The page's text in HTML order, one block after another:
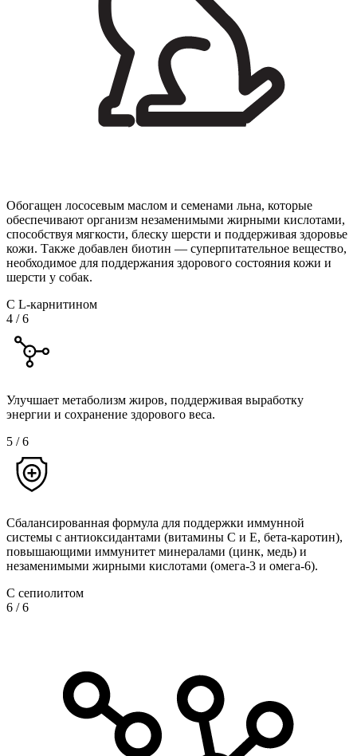
Обогащен лососевым маслом и семенами льна, которые
обеспечивают организм незаменимыми жирными кислотами,
способствуя мягкости, блеску шерсти и поддерживая здоровье
кожи. Также добавлен биотин — суперпитательное вещество,
необходимое для поддержания здорового состояния кожи и
шерсти у собак.
С L-карнитином
4 /6
Улучшает метаболизм жиров, поддерживая выработку
энергии и сохранение здорового веса.
5 /6
Сбалансированная формула для поддержки иммунной
системы с антиоксидантами (витамины C и E, бета-каротин),
повышающими иммунитет минералами (цинк, медь) и
незаменимыми жирными кислотами (омега-3 и омега-6).
С сепиолитом
6 /6